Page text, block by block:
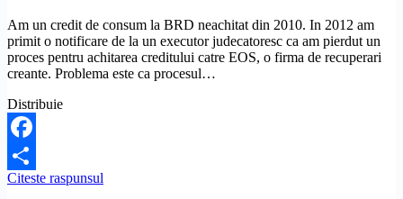
Am un credit de consum la BRD neachitat din 2010. In 2012 am
primit o notificare de la un executor judecatoresc ca am pierdut un
proces pentru achitarea creditului catre EOS, o firma de recuperari
creante. Problema este ca procesul…
Distribuie
Facebook
Share
Citeste raspunsul